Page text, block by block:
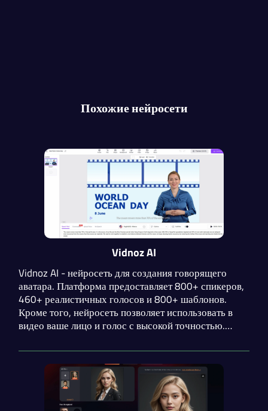
Похожие нейросети
Vidnoz AI
Vidnoz AI - нейросеть для создания говорящего
аватара. Платформа предоставляет 800+ спикеров,
460+ реалистичных голосов и 800+ шаблонов.
Кроме того, нейросеть позволяет использовать в
видео ваше лицо и голос с высокой точностью.
редактировать его, добавляя субтитры, стикеры,
изображения и другие материалы.